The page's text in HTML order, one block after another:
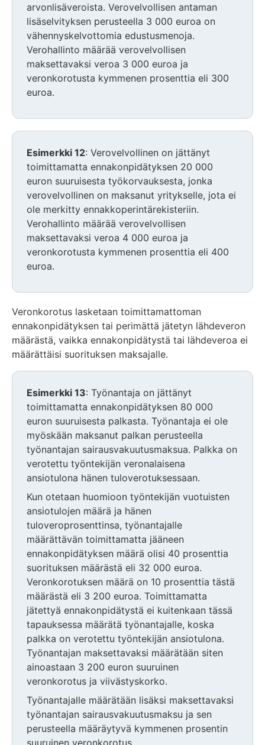
arvonlisäveroista. Verovelvollisen antaman
lisäselvityksen perusteella 3 000 euroa on
vähennyskelvottomia edustusmenoja.
Verohallinto määrää verovelvollisen
maksettavaksi veroa 3 000 euroa ja
veronkorotusta kymmenen prosenttia eli 300
euroa.
Esimerkki 12: Verovelvollinen on jättänyt
toimittamatta ennakonpidätyksen 20 000
euron suuruisesta työkorvauksesta, jonka
verovelvollinen on maksanut yritykselle, jota ei
ole merkitty ennakkoperintärekisteriin.
Verohallinto määrää verovelvollisen
maksettavaksi veroa 4 000 euroa ja
veronkorotusta kymmenen prosenttia eli 400
euroa.
Veronkorotus lasketaan toimittamattoman
ennakonpidätyksen tai perimättä jätetyn lähdeveron
määrästä, vaikka ennakonpidätystä tai lähdeveroa ei
määrättäisi suorituksen maksajalle.
Esimerkki 13: Työnantaja on jättänyt
toimittamatta ennakonpidätyksen 80 000
euron suuruisesta palkasta. Työnantaja ei ole
myöskään maksanut palkan perusteella
työnantajan sairausvakuutusmaksua. Palkka on
verotettu työntekijän veronalaisena
ansiotulona hänen tuloverotuksessaan.
Kun otetaan huomioon työntekijän vuotuisten
ansiotulojen määrä ja hänen
tuloveroprosenttinsa, työnantajalle
määrättävän toimittamatta jääneen
ennakonpidätyksen määrä olisi 40 prosenttia
suorituksen määrästä eli 32 000 euroa.
Veronkorotuksen määrä on 10 prosenttia tästä
määrästä eli 3 200 euroa. Toimittamatta
jätettyä ennakonpidätystä ei kuitenkaan tässä
tapauksessa määrätä työnantajalle, koska
palkka on verotettu työntekijän ansiotulona.
Työnantajan maksettavaksi määrätään siten
ainoastaan 3 200 euron suuruinen
veronkorotus ja viivästyskorko.
Työnantajalle määrätään lisäksi maksettavaksi
työnantajan sairausvakuutusmaksu ja sen
perusteella määräytyvä kymmenen prosentin
suuruinen veronkorotus.